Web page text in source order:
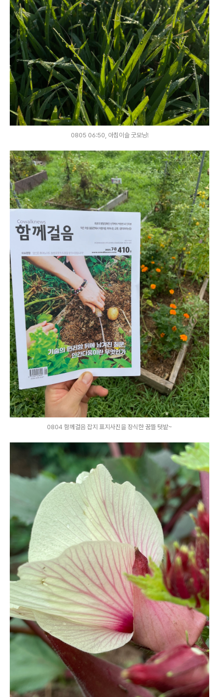
0805 06:50, 아침이슬 굿모닝!
0804 함께걸음 잡지 표지사진을 장식한 꿈뜰 텃밭~